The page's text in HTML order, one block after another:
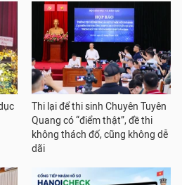
Thi lại để thi sinh Chuyên Tuyên
Quang có “điểm thật”, đề thi
không thách đố, cũng không dễ
dãi